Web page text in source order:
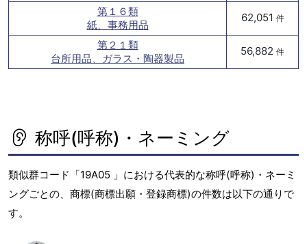
第１６類
紙、事務用品
62,051 件
第２１類
台所用品、ガラス・陶器製品
56,882 件
称呼(呼称)・ネーミング
類似群コード「19A05 」における代表的な称呼(呼称)・ネーミ
ングごとの、商標(商標出願・登録商標)の件数は以下の通りで
す。